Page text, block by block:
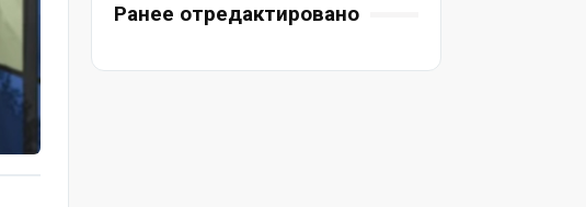
Ранее отредактировано